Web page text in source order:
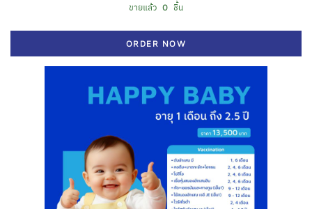
ขายแล้ว 0 ชิ้น
ORDER NOW